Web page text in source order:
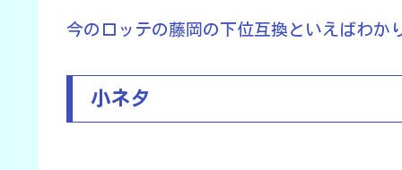
今のロッテの藤岡の下位互換といえばわか
小ネタ